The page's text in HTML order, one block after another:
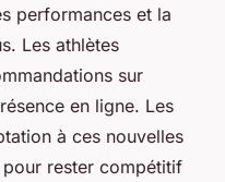
performances et la
Les athlètes
sur
en ligne. Les
à ces nouvelles
rester compétitif